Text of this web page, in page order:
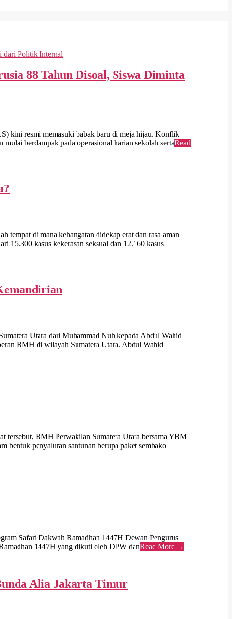
88 Tahun Disoal, Siswa Diminta
kini resmi memasuki babak baru di meja hijau. Konflik
berdampak pada operasional harian sekolah sertaRead
di mana kehangatan didekap erat dan rasa aman
15.300 kasus kekerasan seksual dan 12.160 kasus
Utara dari Muhammad Nuh kepada Abdul Wahid
BMH di wilayah Sumatera Utara. Abdul Wahid
tersebut, BMH Perwakilan Sumatera Utara bersama YBM
bentuk penyaluran santunan berupa paket sembako
Safari Dakwah Ramadhan 1447H Dewan Pengurus
1447H yang dikuti oleh DPW danRead More →
Alia Jakarta Timur